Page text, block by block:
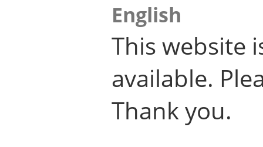
English
This website
available.
Thank you.